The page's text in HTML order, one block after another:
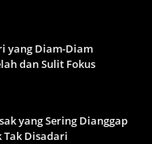
yang Diam-Diam
dan Sulit Fokus
yang Sering Dianggap
Tak Disadari